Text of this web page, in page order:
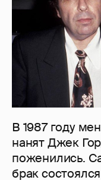
В 1987 году
нанят Джек
поженились.
брак